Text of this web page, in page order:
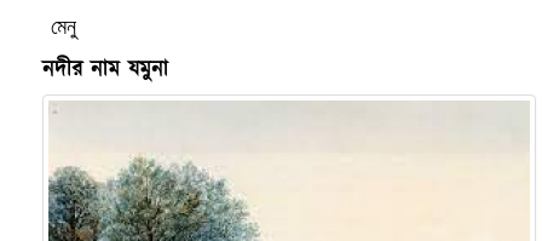
মেনু
নদীর নাম যমুনা